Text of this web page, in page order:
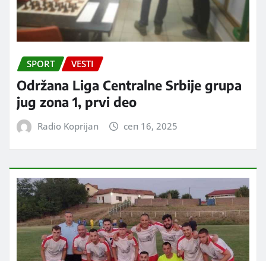
SPORT VESTI
Održana Liga Centralne Srbije grupa
jug zona 1, prvi deo
Radio Koprijan сеп 16, 2025